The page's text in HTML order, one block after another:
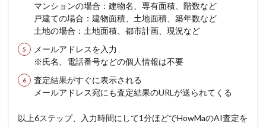
マンションの場合：建物名、専有面積、階数など
戸建ての場合：建物面積、土地面積、築年数など
土地の場合：土地面積、都市計画、現況など
メールアドレスを入力
※氏名、電話番号などの個人情報は不要
査定結果がすぐに表示される
メールアドレス宛にも査定結果のURLが送られてくる
以上6ステップ、入力時間にして1分ほどでHowMaのAI査定を